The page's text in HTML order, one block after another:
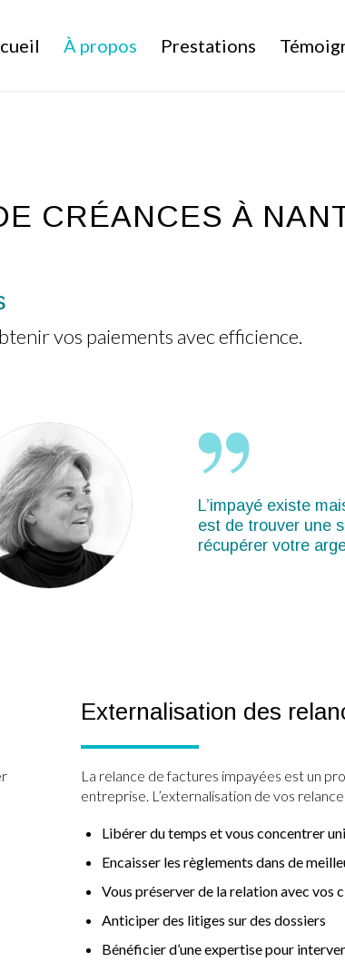
À propos Prestations
CRÉANCES À
vos paiements avec efficience.
L’impayé existe
est de trouver une
récupérer votre
Externalisation des
La relance de factures impayées est un
entreprise. L’externalisation de vos
Libérer du temps et vous concentrer
Encaisser les règlements dans de
Vous préserver de la relation avec vos
Anticiper des litiges sur des dossiers
Bénéficier d’une expertise pour